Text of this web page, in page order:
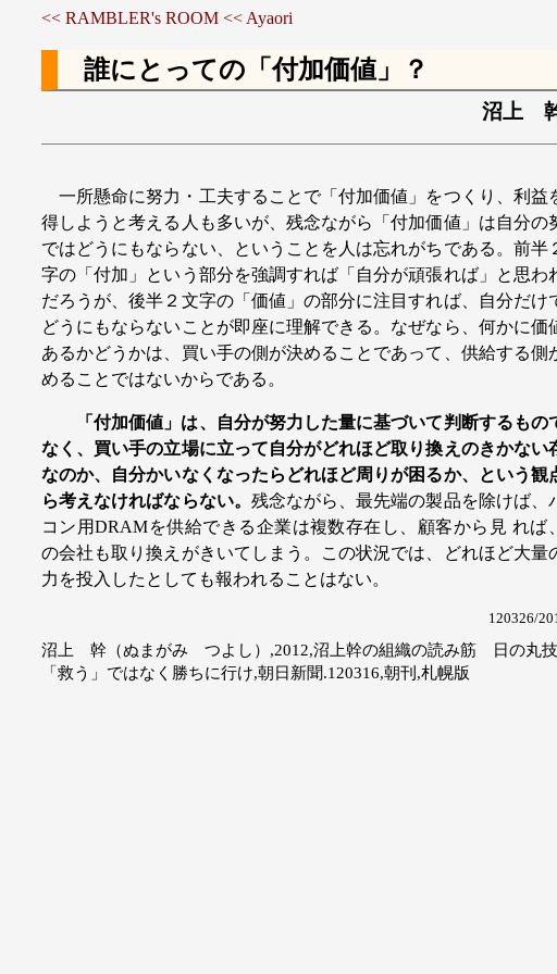
<< RAMBLER's ROOM << Ayaori
誰にとっての「付加価値」？
沼上
一所懸命に努力・工夫することで「付加価値」をつくり、利益
得しようと考える人も多いが、残念ながら「付加価値」は自分の
ではどうにもならない、ということを人は忘れがちである。前半
字の「付加」という部分を強調すれば「自分が頑張れば」と思わ
だろうが、後半２文字の「価値」の部分に注目すれば、自分だけ
どうにもならないことが即座に理解できる。なぜなら、何かに価
あるかどうかは、買い手の側が決めることであって、供給する側
めることではないからである。
「付加価値」は、自分が努力した量に基づいて判断するもの
なく、買い手の立場に立って自分がどれほど取り換えのきかない
なのか、自分かいなくなったらどれほど周りが困るか、という観
ら考えなければならない。 残念ながら、最先端の製品を除けば、
コン用DRAMを供給できる企業は複数存在し、顧客から見 れば
の会社も取り換えがきいてしまう。この状況では、どれほど大量
力を投入したとしても報われることはない。
120326/
沼上 幹（ぬまがみ つよし）,2012,沼上幹の組織の読み筋 日の丸
「救う」ではなく勝ちに行け,朝日新聞.120316,朝刊,札幌版